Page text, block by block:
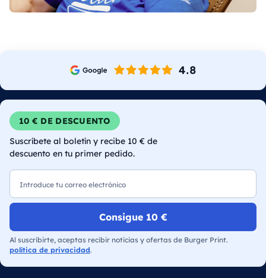
10 € DE DESCUENTO
Suscríbete al boletín y recibe 10 € de
descuento en tu primer pedido.
Consigue 10 €
Al suscribirte, aceptas recibir noticias y ofertas de Burger Print.
política de privacidad.